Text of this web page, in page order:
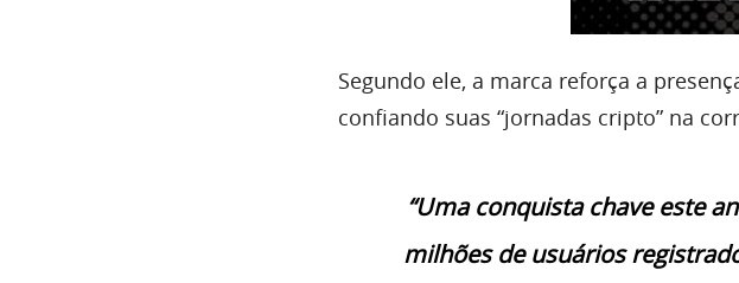
Segundo ele, a marca reforça a
confiando suas “jornadas cripto” na
“Uma conquista chave este
milhões de usuários